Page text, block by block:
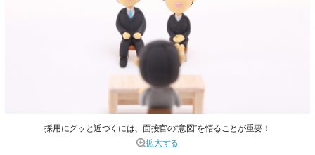
採用にグッと近づくには、面接官の“意図”を悟ることが重要！
拡大する